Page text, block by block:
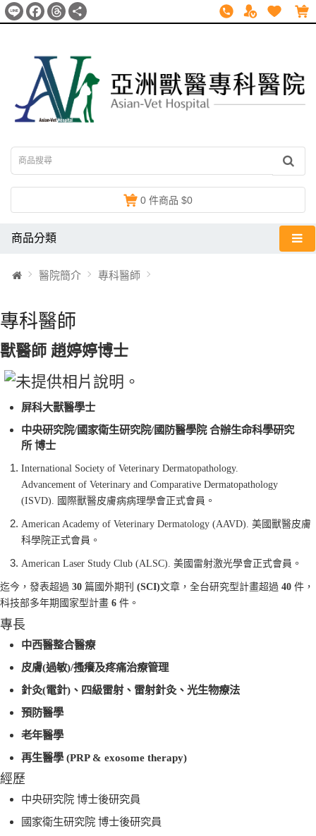
Line Facebook
Threads
0 件商品 $0
商品分類
醫院簡介 專科醫師
專科醫師
獸醫師 趙婷婷博士
屏科大獸醫學士
中央研究院/國家衛生研究院/國防醫學院 合辦生命科學研究
所 博士
International Society of Veterinary Dermatopathology.
Advancement of Veterinary and Comparative Dermatopathology
(ISVD). 國際獸醫皮膚病病理學會正式會員。
American Academy of Veterinary Dermatology (AAVD). 美國獸醫皮膚
科學院正式會員。
American Laser Study Club (ALSC). 美國雷射激光學會正式會員。
迄今，發表超過 30 篇國外期刊 (SCI)文章，全台研究型計畫超過 40 件，
科技部多年期國家型計畫 6 件。
專長
中西醫整合醫療
皮膚(過敏)/搔癢及疼痛治療管理
針灸(電針) 、四級雷射、雷射針灸、光生物療法
預防醫學
老年醫學
再生醫學 (PRP & exosome therapy)
經歷
中央研究院 博士後研究員
國家衛生研究院 博士後研究員